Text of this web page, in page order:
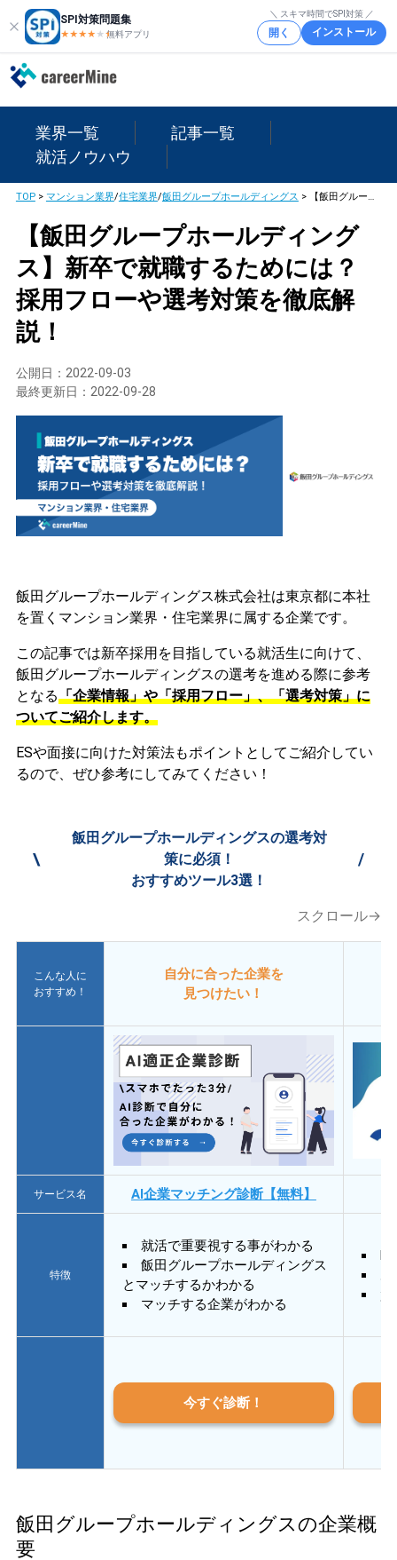
SPI対策問題集
★★★★ ★★
無料アプリ
＼ スキマ時間でSPI対策 ／
開く インストール
業界一覧
記事一覧
就活ノウハウ
TOP> マンション業界/住宅業界/飯田グループホールディングス > 【飯田グループホールディングス】新卒で就職するためには？採用フローや選考対策を徹底解説！
【飯田グループホールディング
ス】新卒で就職するためには？
採用フローや選考対策を徹底解
説！
公開日： 2022-09-03
最終更新日： 2022-09-28
飯田グループホールディングス株式会社は東京都に本社
を置くマンション業界・住宅業界に属する企業です。
この記事では新卒採用を目指している就活生に向けて、
飯田グループホールディングスの選考を進める際に参考
となる「企業情報」や「採用フロー」、「選考対策」に
ついてご紹介します。
ESや面接に向けた対策法もポイントとしてご紹介してい
るので、ぜひ参考にしてみてください！
\
飯田グループホールディングスの選考対
策に必須！
おすすめツール3選！
/
スクロール→
こんな人に
おすすめ！
自分に合った企業を
見つけたい！
サービス名 AI企業マッチング診断【無料】
特徴
就活で重要視する事がわかる
飯田グループホールディングス
とマッチするかわかる
マッチする企業がわかる
質
今すぐ診断！
飯田グループホールディングスの企業概
要